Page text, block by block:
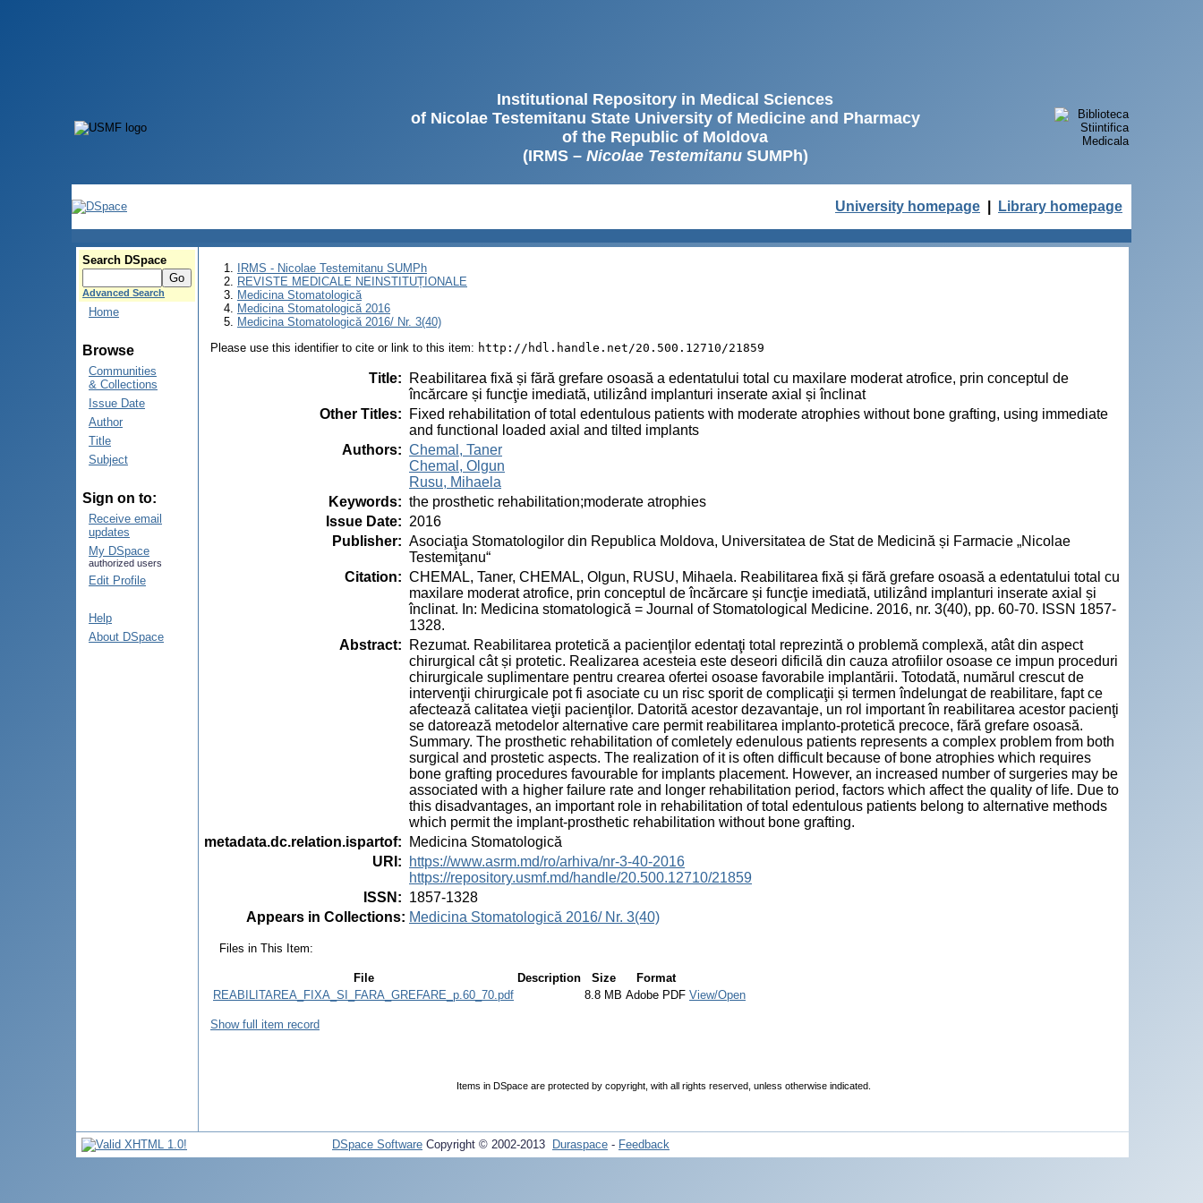
Institutional Repository in Medical Sciences
of Nicolae Testemitanu State University of Medicine and Pharmacy
of the Republic of Moldova
(IRMS – Nicolae TestemitanuSUMPh)
University homepage Library homepage
Search DSpace
Advanced Search
Home
Browse
Communities
& Collections
Issue Date
Author
Title
Subject
Sign on to:
Receive email
updates
My DSpace
authorized users
Edit Profile
Help
About DSpace
IRMS - Nicolae Testemitanu SUMPh
REVISTE MEDICALE NEINSTITUȚIONALE
Medicina Stomatologică
Medicina Stomatologică 2016
Medicina Stomatologică 2016/ Nr. 3(40)
Please use this identifier to cite or link to this item: http://hdl.handle.net/20.500.12710/21859
Title:
Reabilitarea fixă și fără grefare osoasă a edentatului total cu maxilare moderat atrofice, prin conceptul de
încărcare și funcţie imediată, utilizând implanturi inserate axial și înclinat
Other Titles:
Fixed rehabilitation of total edentulous patients with moderate atrophies without bone grafting, using immediate
and functional loaded axial and tilted implants
Authors: Chemal, Taner
Chemal, Olgun
Rusu, Mihaela
Keywords: the prosthetic rehabilitation;moderate atrophies
Issue Date: 2016
Publisher: Asociaţia Stomatologilor din Republica Moldova, Universitatea de Stat de Medicină și Farmacie „Nicolae
Testemiţanu“
Citation: CHEMAL, Taner, CHEMAL, Olgun, RUSU, Mihaela. Reabilitarea fixă și fără grefare osoasă a edentatului total cu
maxilare moderat atrofice, prin conceptul de încărcare și funcţie imediată, utilizând implanturi inserate axial și
înclinat. In: Medicina stomatologică = Journal of Stomatological Medicine. 2016, nr. 3(40), pp. 60-70. ISSN 1857-
1328.
Abstract:
Rezumat. Reabilitarea protetică a pacienţilor edentaţi total reprezintă o problemă complexă, atât din aspect
chirurgical cât și protetic. Realizarea acesteia este deseori dificilă din cauza atrofiilor osoase ce impun proceduri
chirurgicale suplimentare pentru crearea ofertei osoase favorabile implantării. Totodată, numărul crescut de
intervenţii chirurgicale pot fi asociate cu un risc sporit de complicaţii și termen îndelungat de reabilitare, fapt ce
afectează calitatea vieţii pacienţilor. Datorită acestor dezavantaje, un rol important în reabilitarea acestor pacienţi
se datorează metodelor alternative care permit reabilitarea implanto-protetică precoce, fără grefare osoasă.
Summary. The prosthetic rehabilitation of comletely edenulous patients represents a complex problem from both
surgical and prostetic aspects. The realization of it is often difficult because of bone atrophies which requires
bone grafting procedures favourable for implants placement. However, an increased number of surgeries may be
associated with a higher failure rate and longer rehabilitation period, factors which affect the quality of life. Due to
this disadvantages, an important role in rehabilitation of total edentulous patients belong to alternative methods
which permit the implant-prosthetic rehabilitation without bone grafting.
metadata.dc.relation.ispartof:
Medicina Stomatologică
URI :
https://www.asrm.md/ro/arhiva/nr-3-40-2016
https://repository.usmf.md/handle/20.500.12710/21859
ISSN : 1857-1328
Appears in Collections: Medicina Stomatologică 2016/ Nr. 3(40)
Files in This Item:
File Description Size
Format
REABILITAREA_FIXA_SI_FARA_GREFARE_p.60_70.pdf
8.8 MB Adobe PDF View/Open
Show full item record
Items in DSpace are protected by copyright, with all rights reserved, unless otherwise indicated.
DSpace Software Copyright © 2002-2013 Duraspace - Feedback